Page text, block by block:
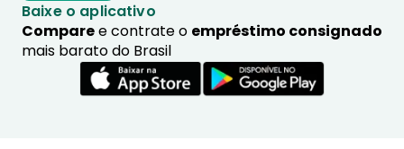
Baixe o aplicativo
Comparee contrate o empréstimo consignado
mais barato do Brasil